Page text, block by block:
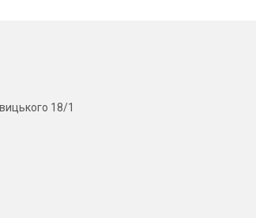
18/1